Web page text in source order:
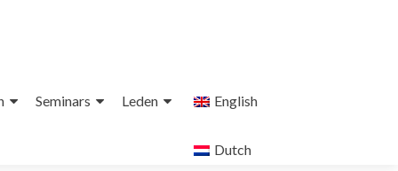
Seminars Leden English
Dutch